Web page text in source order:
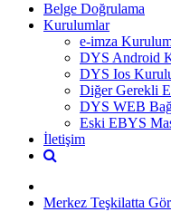
Belge Doğrulama
Kurulumlar
e-imza
DYS Android
DYS Ios
Diğer Gerekli
DYS WEB
Eski EBYS
İletişim
Merkez Teşkilatta